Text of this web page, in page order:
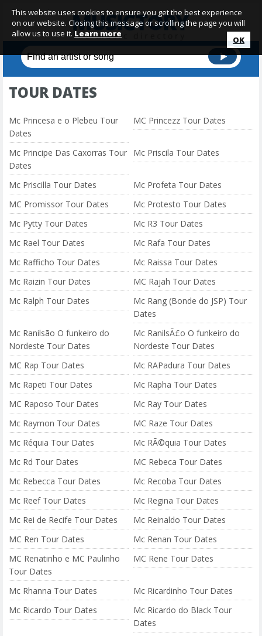
TOUR DATES
Mc Princesa e o Plebeu Tour
Dates
MC Princezz Tour Dates
Mc Principe Das Caxorras Tour
Dates
Mc Priscila Tour Dates
Mc Priscilla Tour Dates
Mc Profeta Tour Dates
MC Promissor Tour Dates
Mc Protesto Tour Dates
Mc Pytty Tour Dates
Mc R3 Tour Dates
Mc Rael Tour Dates
Mc Rafa Tour Dates
Mc Rafficho Tour Dates
Mc Raissa Tour Dates
Mc Raizin Tour Dates
MC Rajah Tour Dates
Mc Ralph Tour Dates
Mc Rang (Bonde do JSP) Tour
Dates
Mc Ranilsão O funkeiro do
Nordeste Tour Dates
Mc RanilsÃ£o O funkeiro do
Nordeste Tour Dates
MC Rap Tour Dates
Mc RAPadura Tour Dates
Mc Rapeti Tour Dates
Mc Rapha Tour Dates
MC Raposo Tour Dates
Mc Ray Tour Dates
Mc Raymon Tour Dates
MC Raze Tour Dates
Mc Réquia Tour Dates
Mc RÃ©quia Tour Dates
Mc Rd Tour Dates
MC Rebeca Tour Dates
Mc Rebecca Tour Dates
Mc Recoba Tour Dates
Mc Reef Tour Dates
Mc Regina Tour Dates
Mc Rei de Recife Tour Dates
Mc Reinaldo Tour Dates
MC Ren Tour Dates
Mc Renan Tour Dates
MC Renatinho e MC Paulinho
Tour Dates
MC Rene Tour Dates
Mc Rhanna Tour Dates
Mc Ricardinho Tour Dates
Mc Ricardo Tour Dates
Mc Ricardo do Black Tour
Dates
This website uses cookies to ensure you get the best experience
on our website. Closing this message or scrolling the page you will
allow us to use it. Learn more
OK